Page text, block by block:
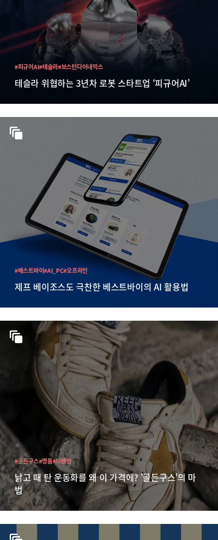
테슬라 위협하는 3년차 로봇 스타트업 ‘피규어AI’
#피규어AI#테슬라#보스턴다이내믹스
제프 베이조스도 극찬한 베스트바이의 AI 활용법
#베스트바이#AI_PC#오프라인
낡고 때 탄 운동화를 왜 이 가격에? '골든구스'의 마
법
#골든구스#명품#브랜딩